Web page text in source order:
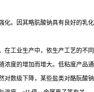
。因其略肮酸钠具有良好的
工业生产中，依生产工艺的
度的增加而增大。低粘度产
对数级下降，某些盐类对酪朊